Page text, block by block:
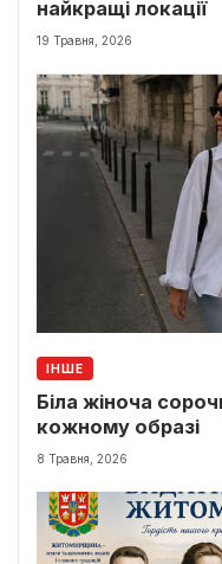
найкращі локації
19 Травня, 2026
ІНШЕ
Біла жіноча
кожному образі
8 Травня, 2026